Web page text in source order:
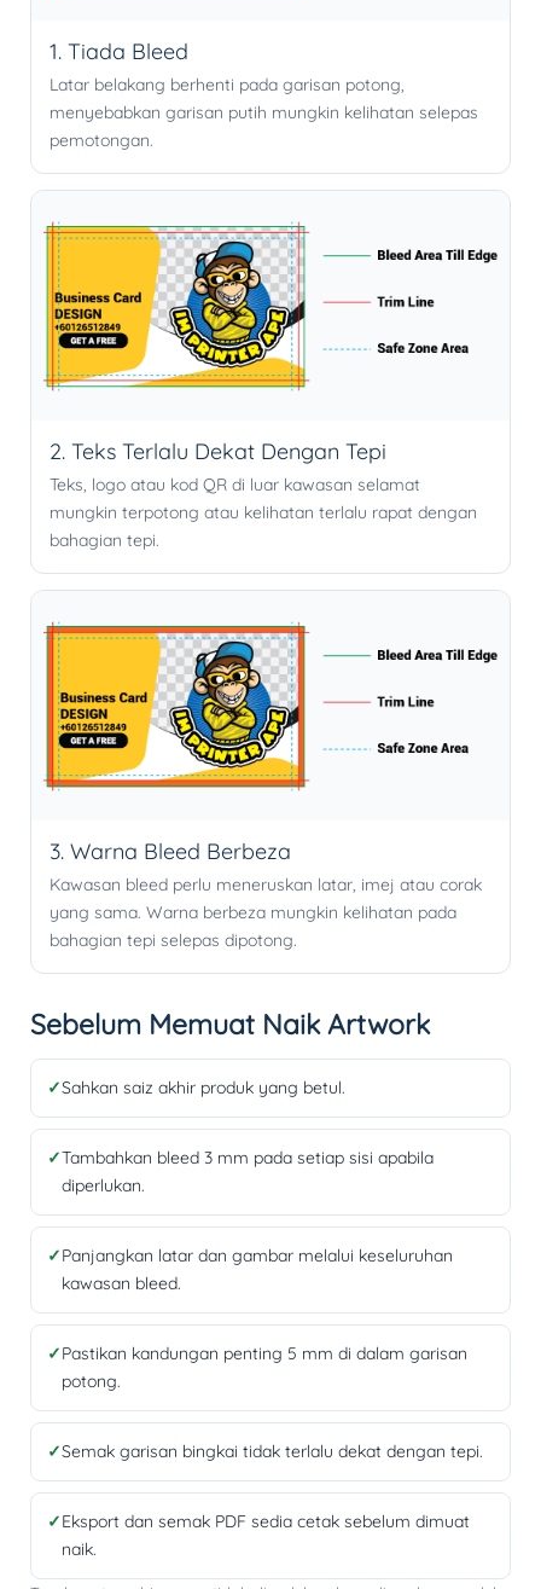
1. Tiada Bleed
Latar belakang berhenti pada garisan potong,
menyebabkan garisan putih mungkin kelihatan selepas
pemotongan.
2. Teks Terlalu Dekat Dengan Tepi
Teks, logo atau kod QR di luar kawasan selamat
mungkin terpotong atau kelihatan terlalu rapat dengan
bahagian tepi.
3. Warna Bleed Berbeza
Kawasan bleed perlu meneruskan latar, imej atau corak
yang sama. Warna berbeza mungkin kelihatan pada
bahagian tepi selepas dipotong.
Sebelum Memuat Naik Artwork
✓Sahkan saiz akhir produk yang betul.
✓Tambahkan bleed 3 mm pada setiap sisi apabila
diperlukan.
✓Panjangkan latar dan gambar melalui keseluruhan
kawasan bleed.
✓Pastikan kandungan penting 5 mm di dalam garisan
potong.
✓Semak garisan bingkai tidak terlalu dekat dengan tepi.
✓Eksport dan semak PDF sedia cetak sebelum dimuat
naik.